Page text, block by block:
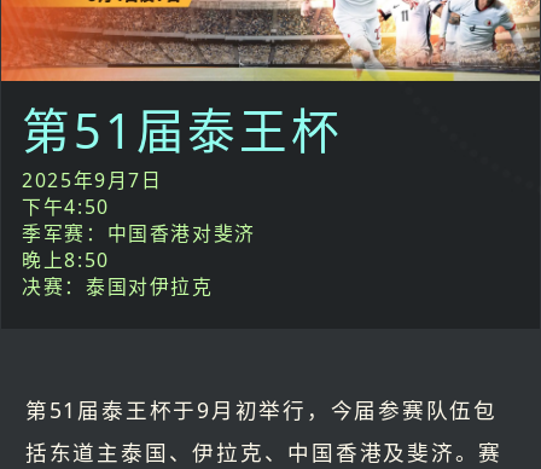
第51届泰王杯
2025年9月7日
下午4:50
季军赛：中国香港对斐济
晚上8:50
决赛：泰国对伊拉克
第51届泰王杯于9月初举行，今届参赛队伍包
括东道主泰国、伊拉克、中国香港及斐济。赛